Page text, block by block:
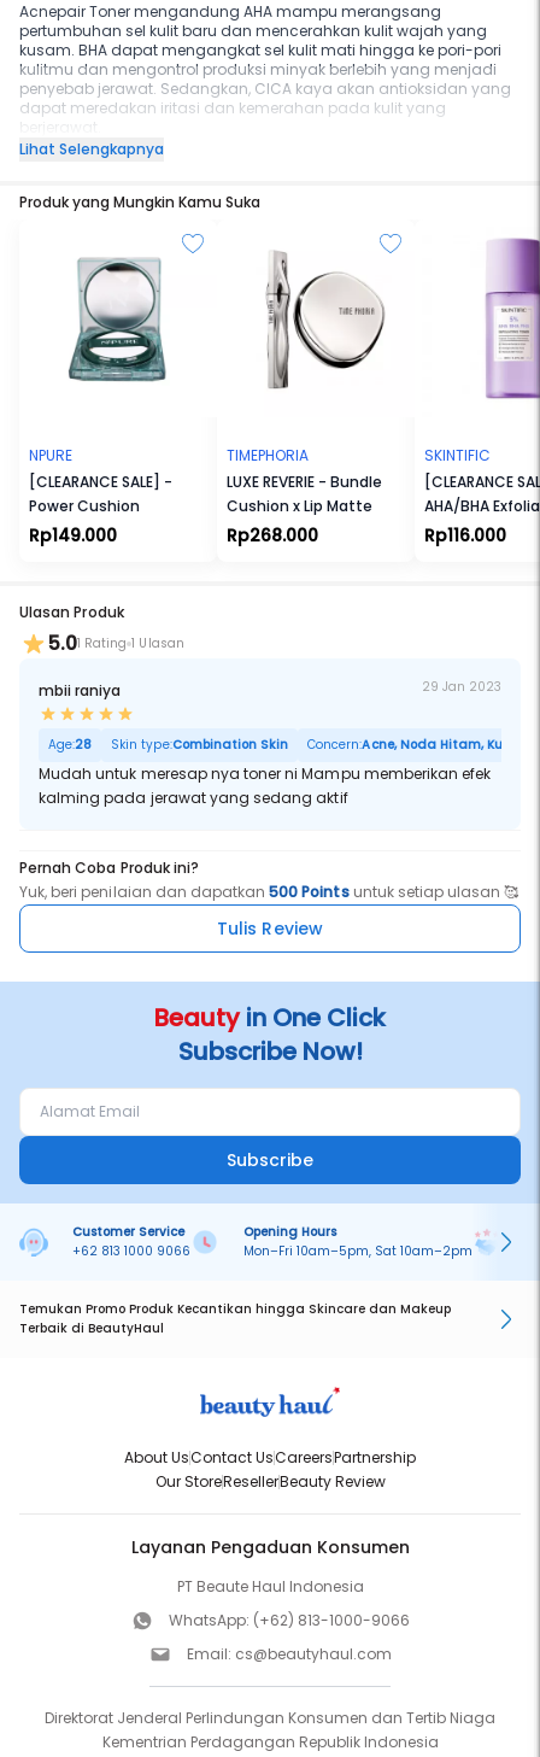
Acnepair Toner mengandung AHA mampu merangsang
pertumbuhan sel kulit baru dan mencerahkan kulit wajah yang
kusam. BHA dapat mengangkat sel kulit mati hingga ke pori-pori
kulitmu dan mengontrol produksi minyak berlebih yang menjadi
penyebab jerawat. Sedangkan, CICA kaya akan antioksidan yang
dapat meredakan iritasi dan kemerahan pada kulit yang
berjerawat.
Mencerahkan kulit wajah yang kusam
Mengontrol produksi minyak berlebih yang menjadi penyebab
Meredakan iritasi dan kemerahan pada kulit yang berjerawat
Lihat Selengkapnya
Produk yang Mungkin Kamu Suka
NPURE
[CLEARANCE SALE] -
Power Cushion
Rp149.000
TIMEPHORIA
LUXE REVERIE - Bundle
Cushion x Lip Matte
Rp268.000
SKINTIFIC
[CLEARANCE
AHA/BHA
Toner
Rp116.000
Ulasan Produk
5.01 Rating 1 Ulasan
mbii raniya 29 Jan 2023
Age:28 Skin type:Combination Skin Concern:Acne, Noda Hitam, Kulit
Mudah untuk meresap nya toner ni Mampu memberikan efek
kalming pada jerawat yang sedang aktif
Pernah Coba Produk ini?
Yuk, beri penilaian dan dapatkan500 Pointsuntuk setiap ulasan 🥰
Tulis Review
Beautyin One Click
Subscribe Now!
Subscribe
Customer Service
+62 813 1000 9066
Opening Hours
Mon–Fri 10am–5pm, Sat 10am–2pm
Temukan Promo Produk Kecantikan hingga Skincare dan Makeup
Terbaik di BeautyHaul
About UsContact UsCareersPartnership
Our StoreResellerBeauty Review
Layanan Pengaduan Konsumen
PT Beaute Haul Indonesia
WhatsApp: (+62) 813-1000-9066
Email: cs@beautyhaul.com
Direktorat Jenderal Perlindungan Konsumen dan Tertib Niaga
Kementrian Perdagangan Republik Indonesia